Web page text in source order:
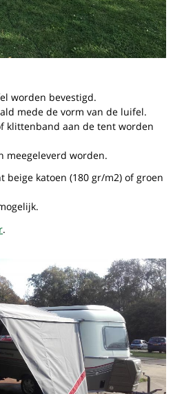
worden bevestigd.
mede de vorm van de luifel.
klittenband aan de tent worden
meegeleverd worden.
katoen (180 gr/m2) of groen
.